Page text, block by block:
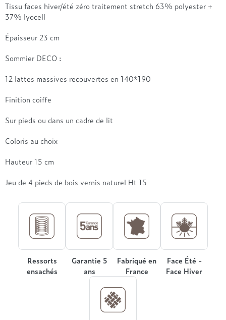
Tissu faces hiver/été zéro traitement stretch 63% polyester +
37% lyocell
Épaisseur 23 cm
Sommier DECO :
12 lattes massives recouvertes en 140*190
Finition coiffe
Sur pieds ou dans un cadre de lit
Coloris au choix
Hauteur 15 cm
Jeu de 4 pieds de bois vernis naturel Ht 15
Ressorts
ensachés
Garantie 5
ans
Fabriqué en
France
Face Été -
Face Hiver